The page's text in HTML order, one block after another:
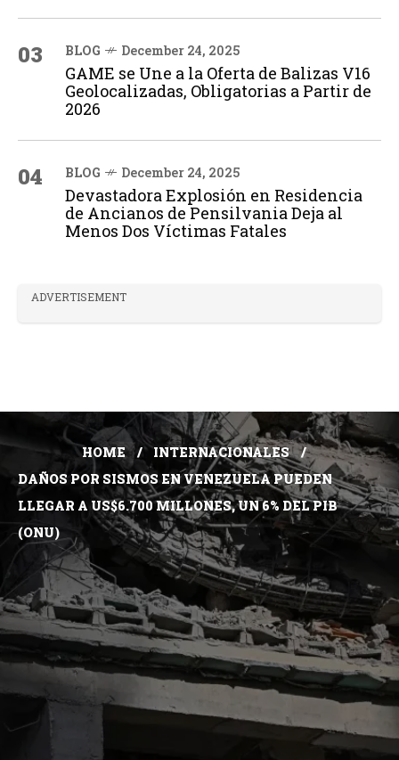
03 BLOG December 24, 2025
GAME se Une a la Oferta de Balizas V16
Geolocalizadas, Obligatorias a Partir de
2026
04 BLOG December 24, 2025
Devastadora Explosión en Residencia
de Ancianos de Pensilvania Deja al
Menos Dos Víctimas Fatales
ADVERTISEMENT
HOME
INTERNACIONALES
DAÑOS POR SISMOS EN VENEZUELA PUEDEN
LLEGAR A US$6.700 MILLONES, UN 6% DEL PIB
(ONU)